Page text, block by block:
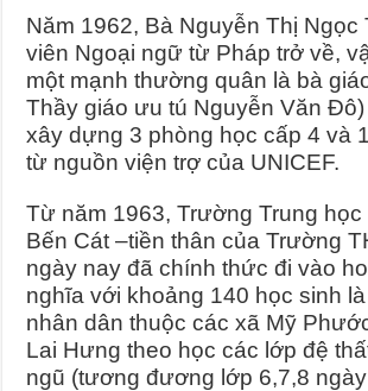
Năm 1962, Bà Nguyễn Thị Ngọc
viên Ngoại ngữ từ Pháp trở về,
một mạnh thường quân là bà
Thầy giáo ưu tú Nguyễn Văn
xây dựng 3 phòng học cấp 4 và
từ nguồn viện trợ của UNICEF.
Từ năm 1963, Trường Trung học
Bến Cát –tiền thân của Trường
ngày nay đã chính thức đi vào
nghĩa với khoảng 140 học sinh
nhân dân thuộc các xã Mỹ
Lai Hưng theo học các lớp đệ
ngũ (tương đương lớp 6,7,8